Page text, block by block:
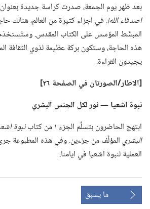
بعد ظهر يوم الجمعة،‏ صدرت كراسة جديدة
اصدقاء الله!‏.‏ في اجزاء كثيرة من العالم،‏ هنالك
المبسَّط المؤسس على الكتاب المقدس.‏
هذه الحاجة،‏ وستكون بركة عظيمة لذوي الثقافة
يجيدون القراءة.‏
‏[الاطار/‏الصورتان في الصفحة ٢٦]‏
نبوة اشعيا —‏ نور لكل الجنس البشري
ابتهج الحاضرون بتسلِّم الجزء ١ من كتاب
نبوة
البشريالمؤلَّف من جزءين.‏ وفي هذه المطبوعة
العملية لنبوة اشعيا في ايامنا.‏
ما يسبق